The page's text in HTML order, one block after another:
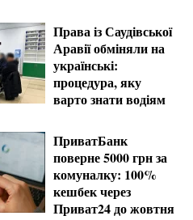
Права із Саудівської
Аравії обміняли на
українські:
процедура, яку
варто знати водіям
ПриватБанк
поверне 5000 грн за
комуналку: 100%
кешбек через
Приват24 до жовтня